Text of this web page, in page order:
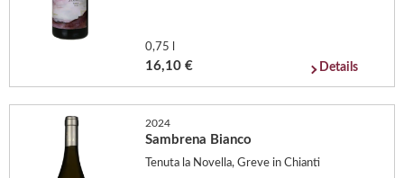
0,75 l
16,10 € Details
2024
Sambrena Bianco
Tenuta la Novella, Greve in Chianti